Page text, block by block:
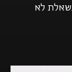
לא